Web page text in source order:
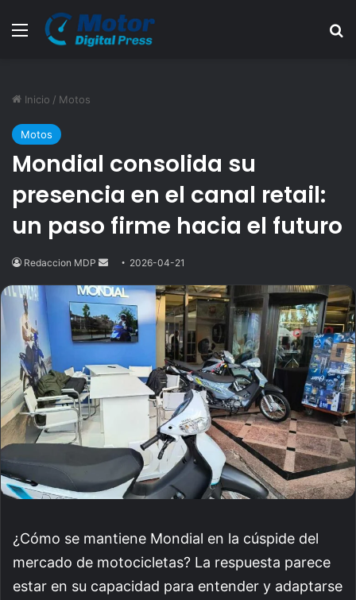
Menú
Inicio / Motos
Motos
Mondial consolida su
presencia en el canal retail:
un paso firme hacia el futuro
Redaccion MDP
Send
email
2026-04-21
¿Cómo se mantiene Mondial en la cúspide del
mercado de motocicletas? La respuesta parece
estar en su capacidad para entender y adaptarse